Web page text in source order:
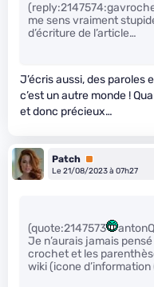
me sens vraiment
d’écriture de l’article…
J’écris aussi, des paroles
c’est un autre monde !
et donc précieux…
Patch Premium
Le 21/08/2023 à 07h27
(quote:2147573
Je n’aurais jamais
crochet et les
wiki (icone d’information